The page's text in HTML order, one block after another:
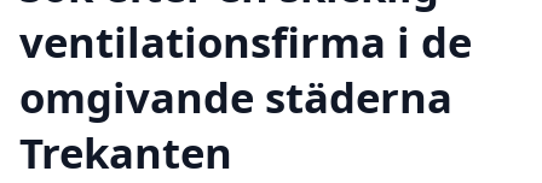
ventilationsfirma i de
omgivande städerna
Trekanten